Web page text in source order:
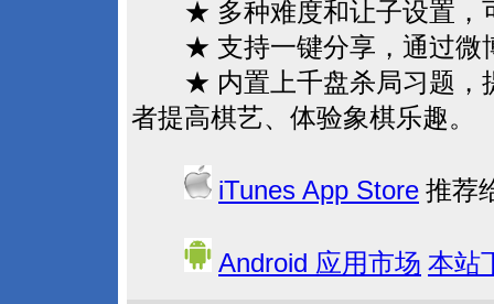
★ 多种难度和让子设置，
★ 支持一键分享，通过微博
★ 内置上千盘杀局习题，提
者提高棋艺、体验象棋乐趣。
iTunes App Store 推荐
Android 应用市场 本站